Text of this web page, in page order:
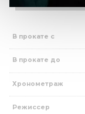
В прокате с
В прокате до
Хронометраж
Режиссер